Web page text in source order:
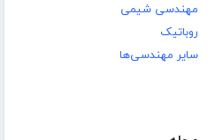
مهندسی شیمی
روباتیک
سایر مهندسی‌ها